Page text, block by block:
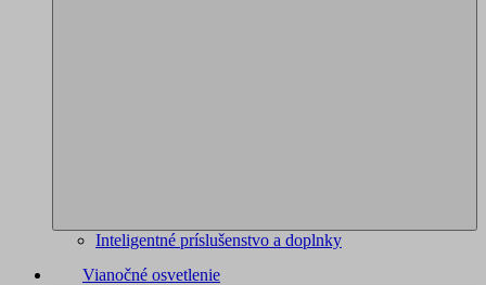
Inteligentné príslušenstvo a doplnky
Vianočné osvetlenie